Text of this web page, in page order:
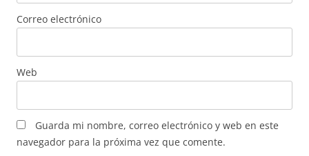
Correo electrónico
Web
Guarda mi nombre, correo electrónico y web en este
navegador para la próxima vez que comente.